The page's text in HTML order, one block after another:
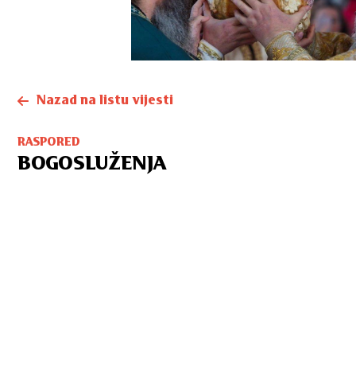
Nazad na listu vijesti
RASPORED
BOGOSLUŽENJA